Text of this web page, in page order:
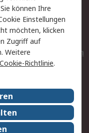
Batterien
Center
können Ihre
Einstellungen
möchten, klicken
Zugriff auf
Weitere
Cookie-Richtlinie.